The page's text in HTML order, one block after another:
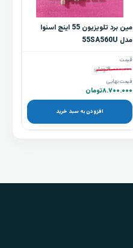
مین برد تلویزیون 55 اینچ اسنوا
مدل 55SA560U
قیمت
۹.۰۰۰.۰۰۰تومان
قیمت نهایی
۸.۷۰۰.۰۰۰تومان
افزودن به سبد خرید